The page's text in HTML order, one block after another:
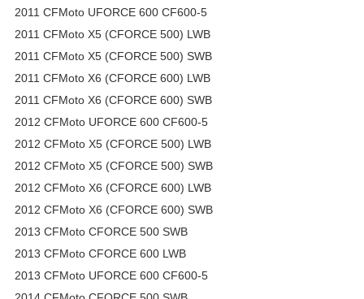
2011 CFMoto UFORCE 600 CF600-5
2011 CFMoto X5 (CFORCE 500) LWB
2011 CFMoto X5 (CFORCE 500) SWB
2011 CFMoto X6 (CFORCE 600) LWB
2011 CFMoto X6 (CFORCE 600) SWB
2012 CFMoto UFORCE 600 CF600-5
2012 CFMoto X5 (CFORCE 500) LWB
2012 CFMoto X5 (CFORCE 500) SWB
2012 CFMoto X6 (CFORCE 600) LWB
2012 CFMoto X6 (CFORCE 600) SWB
2013 CFMoto CFORCE 500 SWB
2013 CFMoto CFORCE 600 LWB
2013 CFMoto UFORCE 600 CF600-5